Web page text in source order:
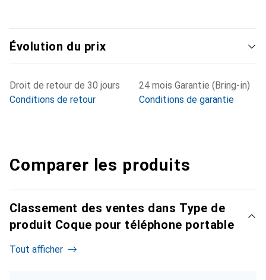
Évolution du prix
Droit de retour de 30 jours
Conditions de retour
24 mois Garantie (Bring-in)
Conditions de garantie
Comparer les produits
Classement des ventes dans Type de
produit Coque pour téléphone portable
Tout afficher